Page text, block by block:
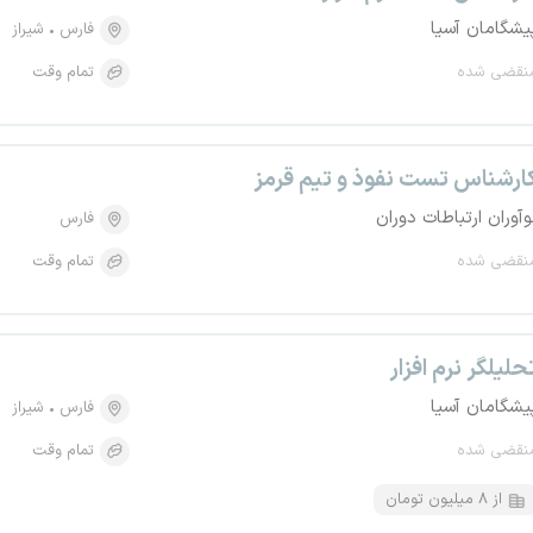
آسیا
شده
فارس
شیراز
تمام وقت
تست نفوذ و تیم قرمز
ارتباطات دوران
شده
فارس
تمام وقت
نرم افزار
آسیا
شده
فارس
شیراز
تمام وقت
از ۸ میلیون تومان